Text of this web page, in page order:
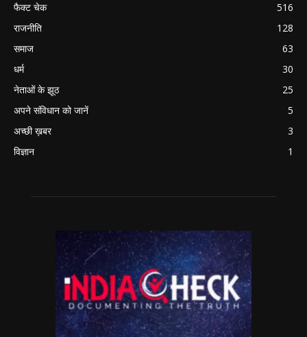
फैक्ट चेक
516
राजनीति
128
समाज
63
धर्म
30
नेताओं के झूठ
25
अपने संविधान को जानें
5
अच्छी ख़बर
3
विज्ञान
1